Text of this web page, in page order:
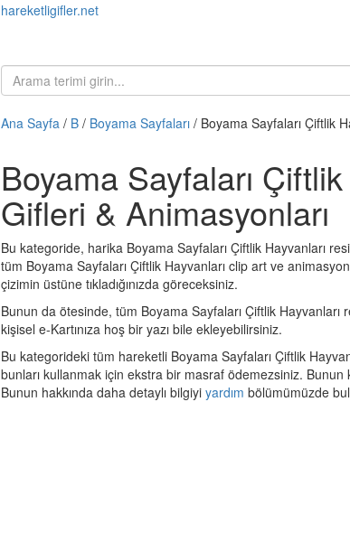
hareketligifler.net
Ana Sayfa / B / Boyama Sayfaları / Boyama Sayfaları Çiftlik
Boyama Sayfaları
Gifleri & Animasyonları
Bu kategoride, harika Boyama Sayfaları Çiftlik Hayvanları
tüm Boyama Sayfaları Çiftlik Hayvanları clip art ve
çizimin üstüne tıkladığınızda göreceksiniz.
Bunun da ötesinde, tüm Boyama Sayfaları Çiftlik
kişisel e-Kartınıza hoş bir yazı bile ekleyebilirsiniz.
Bu kategorideki tüm hareketli Boyama Sayfaları Çiftlik
bunları kullanmak için ekstra bir masraf ödemezsiniz. Bunun
Bunun hakkında daha detaylı bilgiyi yardım bölümümüzde